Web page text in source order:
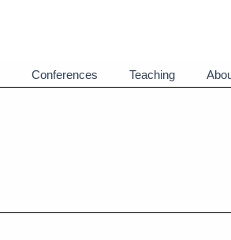
Conferences Teaching